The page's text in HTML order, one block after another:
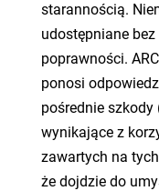
starannością.
udostępniane
poprawności.
ponosi
pośrednie
wynikające z
zawartych na
że dojdzie do